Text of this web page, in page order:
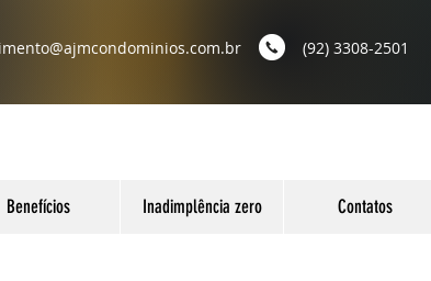
(92) 3308-2501
Benefícios Inadimplência zero Contatos